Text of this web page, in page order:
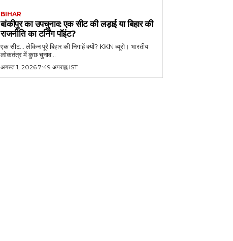
BIHAR
बांकीपुर का उपचुनाव: एक सीट की लड़ाई या बिहार की
राजनीति का टर्निंग पॉइंट?
एक सीट... लेकिन पूरे बिहार की निगाहें क्यों? KKN ब्यूरो। भारतीय
लोकतंत्र में कुछ चुनाव...
अगस्त 1, 2026 7:49 अपराह्न IST